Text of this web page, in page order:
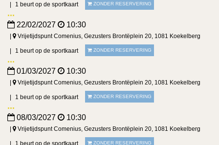
1 beurt op de sportkaart ZONDER RESERVERING
22/02/2027 10:30
Vrijetijdspunt Comenius, Gezusters Brontëplein 20, 1081 Koekelberg
1 beurt op de sportkaart ZONDER RESERVERING
01/03/2027 10:30
Vrijetijdspunt Comenius, Gezusters Brontëplein 20, 1081 Koekelberg
1 beurt op de sportkaart ZONDER RESERVERING
08/03/2027 10:30
Vrijetijdspunt Comenius, Gezusters Brontëplein 20, 1081 Koekelberg
1 beurt op de sportkaart ZONDER RESERVERING